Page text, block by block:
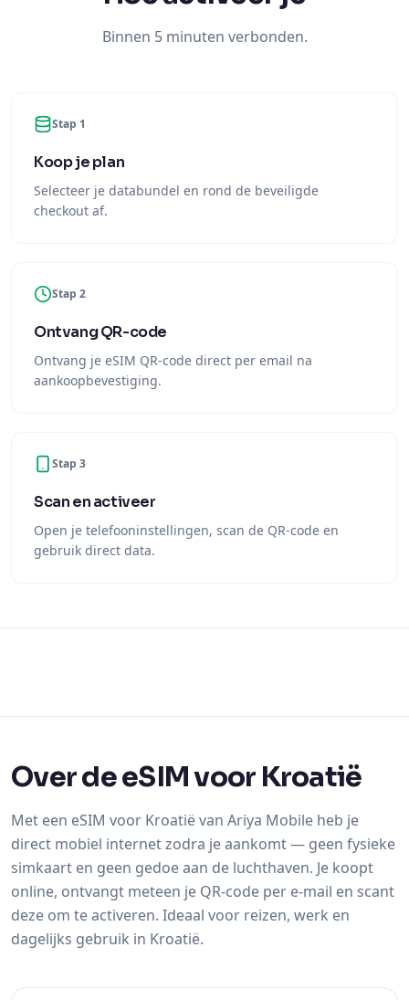
Binnen 5 minuten verbonden.
Stap 1
Koop je plan
Selecteer je databundel en rond de beveiligde
checkout af.
Stap 2
Ontvang QR-code
Ontvang je eSIM QR-code direct per email na
aankoopbevestiging.
Stap 3
Scan en activeer
Open je telefooninstellingen, scan de QR-code en
gebruik direct data.
Over de eSIM voor Kroatië
Met een eSIM voor Kroatië van Ariya Mobile heb je
direct mobiel internet zodra je aankomt — geen fysieke
simkaart en geen gedoe aan de luchthaven. Je koopt
online, ontvangt meteen je QR-code per e-mail en scant
deze om te activeren. Ideaal voor reizen, werk en
dagelijks gebruik in Kroatië.